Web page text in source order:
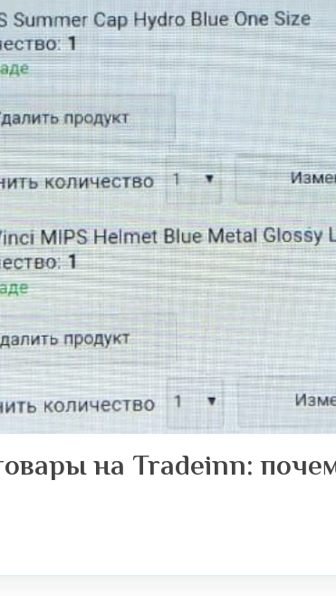
на Tradeinn: